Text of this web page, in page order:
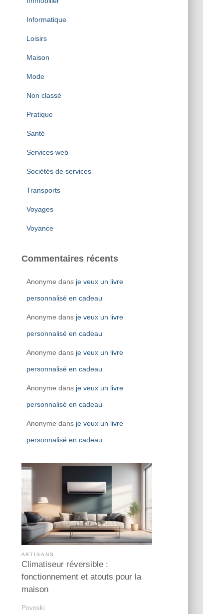
Informatique
Loisirs
Maison
Mode
Non classé
Pratique
Santé
Services web
Sociétés de services
Transports
Voyages
Voyance
Commentaires récents
Anonyme dans je veux un livre
personnalisé en cadeau
Anonyme dans je veux un livre
personnalisé en cadeau
Anonyme dans je veux un livre
personnalisé en cadeau
Anonyme dans je veux un livre
personnalisé en cadeau
Anonyme dans je veux un livre
personnalisé en cadeau
ARTISANS
Climatiseur réversible :
fonctionnement et atouts pour la
maison
Povoski